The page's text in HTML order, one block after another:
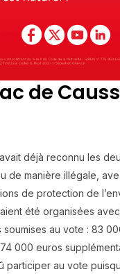
de
déjà reconnu les
de manière illégale,
de protection de
été organisées
au vote : 83
000 euros
participer au vote